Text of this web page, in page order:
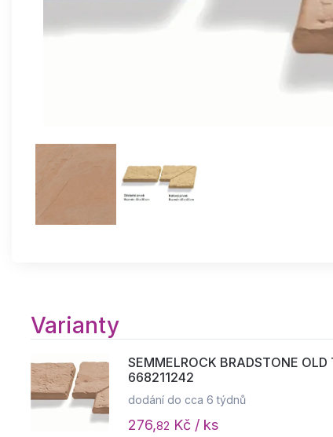
Varianty
SEMMELROCK BRADSTONE
668211242
dodání do cca 6 týdnů
276,82 Kč / ks